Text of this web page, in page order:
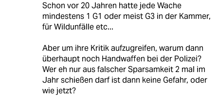
Schon vor 20 Jahren hatte jede Wache
mindestens 1 G1 oder meist G3 in der Kammer,
für Wildunfälle etc...
Aber um ihre Kritik aufzugreifen, warum dann
überhaupt noch Handwaffen bei der Polizei?
Wer eh nur aus falscher Sparsamkeit 2 mal im
Jahr schießen darf ist dann keine Gefahr, oder
wie jetzt?